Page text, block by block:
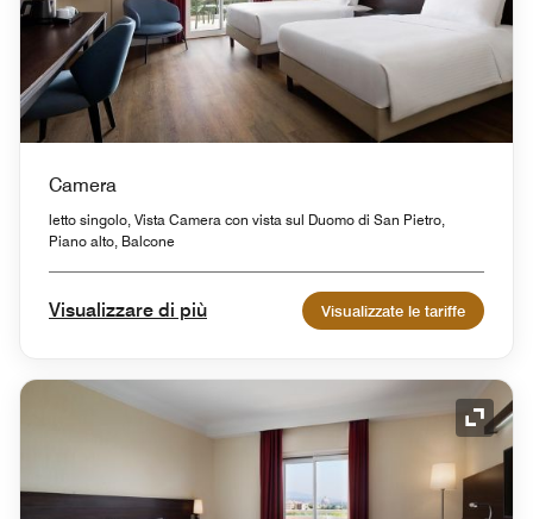
Camera
letto singolo, Vista Camera con vista sul Duomo di San Pietro,
Piano alto, Balcone
Visualizzare di più Visualizzate le tariffe
Icona